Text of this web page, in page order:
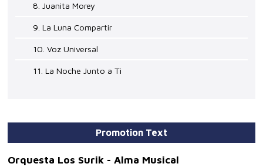
8. Juanita Morey
9. La Luna Compartir
10. Voz Universal
11. La Noche Junto a Ti
Promotion Text
Orquesta Los Surik - Alma Musical